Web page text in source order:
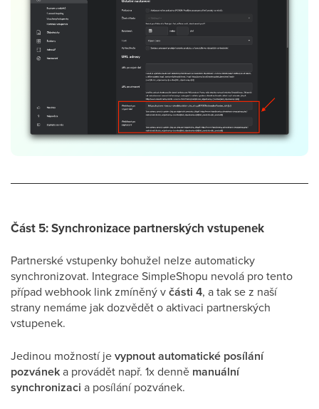
Část 5: Synchronizace partnerských vstupenek
Partnerské vstupenky bohužel nelze automaticky
synchronizovat. Integrace SimpleShopu nevolá pro tento
případ webhook link zmíněný včásti 4, a tak se z naší
strany nemáme jak dozvědět o aktivaci partnerských
vstupenek.
Jedinou možností jevypnout automatické posílání
pozváneka provádět např. 1x denně manuální
synchronizaci a posílání pozvánek.